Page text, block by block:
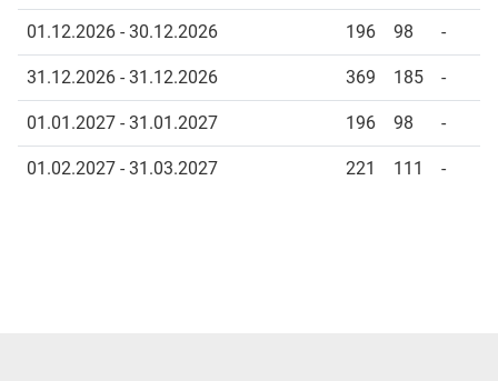
01.12.2026 - 30.12.2026 196 98 -
31.12.2026 - 31.12.2026 369 185 -
01.01.2027 - 31.01.2027 196 98 -
01.02.2027 - 31.03.2027 221 111 -